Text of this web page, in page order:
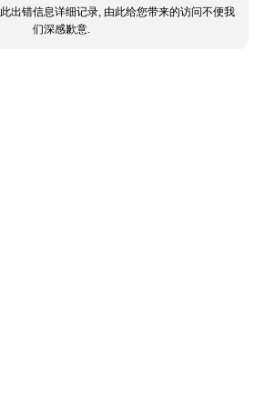
出错信息详细记录, 由此给您带来的访问不便我
们深感歉意.